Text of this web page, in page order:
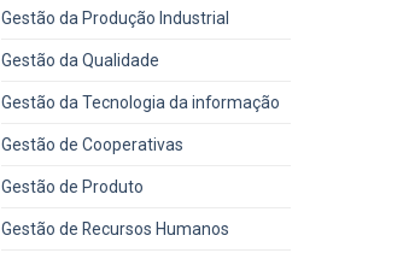
Gestão da Produção Industrial
Gestão da Qualidade
Gestão da Tecnologia da informação
Gestão de Cooperativas
Gestão de Produto
Gestão de Recursos Humanos